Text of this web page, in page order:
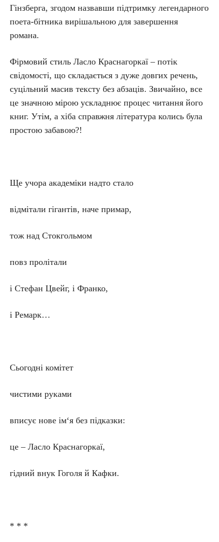
Гінзберга, згодом назвавши підтримку легендарного
поета-бітника вирішальною для завершення
романа.
Фірмовий стиль Ласло Краснагоркаї – потік
свідомості, що складається з дуже довгих речень,
суцільний масив тексту без абзаців. Звичайно, все
це значною мірою ускладнює процес читання його
книг. Утім, а хіба справжня література колись була
простою забавою?!
Ще учора академіки надто стало
відмітали гігантів, наче примар,
тож над Стокгольмом
повз пролітали
і Стефан Цвейг, і Франко,
і Ремарк…
Сьогодні комітет
чистими руками
вписує нове ім‘я без підказки:
це – Ласло Краснагоркаї,
гідний внук Гоголя й Кафки.
* * *